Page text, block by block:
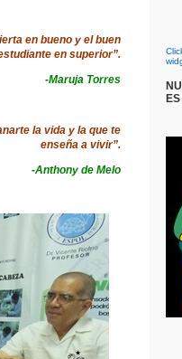
en bueno y el buen
en superior”.
-Maruja Torres
la vida y la que te
enseña a vivir”.
-Anthony de Melo